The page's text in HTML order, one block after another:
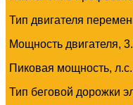
Тип двигателя
Мощность двигателя,
Пиковая мощность,
Тип беговой дорожки